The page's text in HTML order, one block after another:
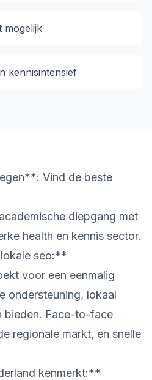
mogelijk
kennisintensief
Vind de beste
diepgang met
health en kennis sector.
seo:**
voor een eenmalig
ondersteuning, lokaal
bieden. Face-to-face
regionale markt, en snelle
kenmerkt:**